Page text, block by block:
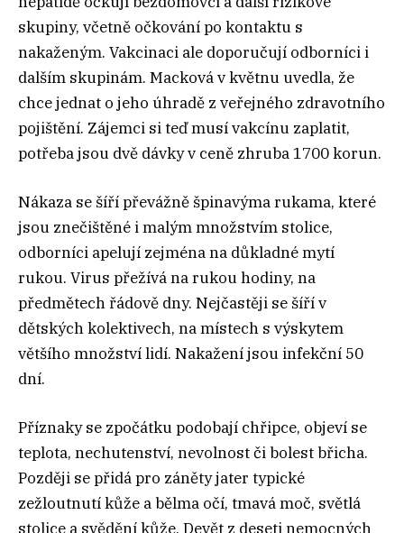
skupiny, včetně očkování po kontaktu s
nakaženým. Vakcinaci ale doporučují odborníci i
dalším skupinám. Macková v květnu uvedla, že
chce jednat o jeho úhradě z veřejného zdravotního
pojištění. Zájemci si teď musí vakcínu zaplatit,
potřeba jsou dvě dávky v ceně zhruba 1700 korun.
Nákaza se šíří převážně špinavýma rukama, které
jsou znečištěné i malým množstvím stolice,
odborníci apelují zejména na důkladné mytí
rukou. Virus přežívá na rukou hodiny, na
předmětech řádově dny. Nejčastěji se šíří v
dětských kolektivech, na místech s výskytem
většího množství lidí. Nakažení jsou infekční 50
dní.
Příznaky se zpočátku podobají chřipce, objeví se
teplota, nechutenství, nevolnost či bolest břicha.
Později se přidá pro záněty jater typické
zežloutnutí kůže a bělma očí, tmavá moč, světlá
stolice a svědění kůže. Devět z deseti nemocných